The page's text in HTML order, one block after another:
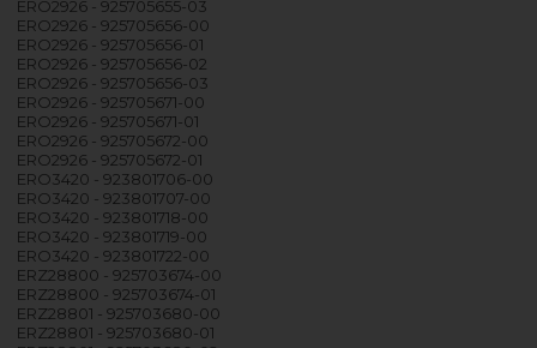
ERO2926 - 925705655-03
ERO2926 - 925705656-00
ERO2926 - 925705656-01
ERO2926 - 925705656-02
ERO2926 - 925705656-03
ERO2926 - 925705671-00
ERO2926 - 925705671-01
ERO2926 - 925705672-00
ERO2926 - 925705672-01
ERO3420 - 923801706-00
ERO3420 - 923801707-00
ERO3420 - 923801718-00
ERO3420 - 923801719-00
ERO3420 - 923801722-00
ERZ28800 - 925703674-00
ERZ28800 - 925703674-01
ERZ28801 - 925703680-00
ERZ28801 - 925703680-01